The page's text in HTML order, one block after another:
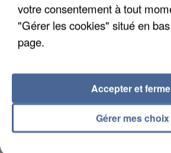
votre consentement à tout
"Gérer les cookies" situé en
page.
Gérer mes choix
Accepter et